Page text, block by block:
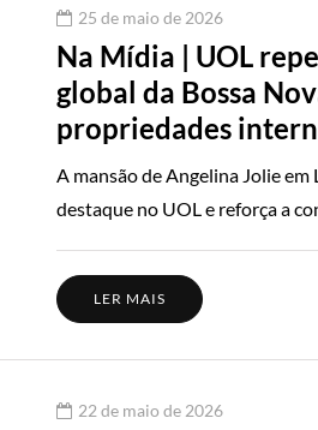
25 de maio de 2026
Na Mídia | UOL
global da Bossa
propriedades
A mansão de Angelina Jolie em
destaque no UOL e reforça a
LER MAIS
22 de maio de 2026